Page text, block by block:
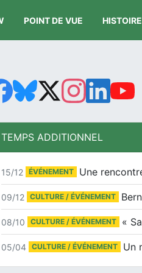
POINT DE VUE HISTOIRE
TEMPS ADDITIONNEL
15/12 ÉVÉNEMENT
09/12 CULTURE / ÉVÉNEMENT
08/10 CULTURE / ÉVÉNEMENT
05/04 CULTURE / ÉVÉNEMENT